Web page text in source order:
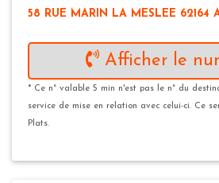
58 RUE MARIN LA MESLEE 62164
Afficher le
* Ce n° valable 5 min n'est pas le n° du
service de mise en relation avec celui-ci. Ce
Plats.